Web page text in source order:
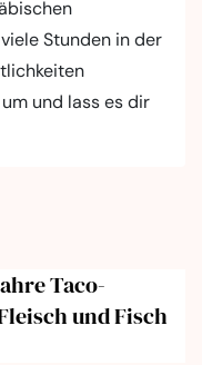
Stunden in der
und lass es dir
Taco-
und Fisch